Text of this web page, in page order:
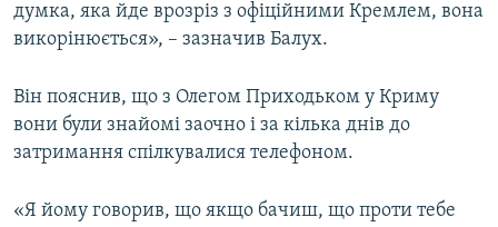
думка, яка йде врозріз з офіційними Кремлем, вона
викорінюється», – зазначив Балух.
Він пояснив, що з Олегом Приходьком у Криму
вони були знайомі заочно і за кілька днів до
затримання спілкувалися телефоном.
«Я йому говорив, що якщо бачиш, що проти тебе